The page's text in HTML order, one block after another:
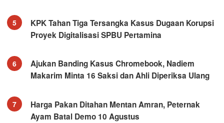
5
KPK Tahan Tiga Tersangka Kasus Dugaan Korupsi
Proyek Digitalisasi SPBU Pertamina
6
Ajukan Banding Kasus Chromebook, Nadiem
Makarim Minta 16 Saksi dan Ahli Diperiksa Ulang
7
Harga Pakan Ditahan Mentan Amran, Peternak
Ayam Batal Demo 10 Agustus